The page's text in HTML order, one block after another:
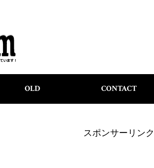
OLD CONTACT
スポンサーリンク